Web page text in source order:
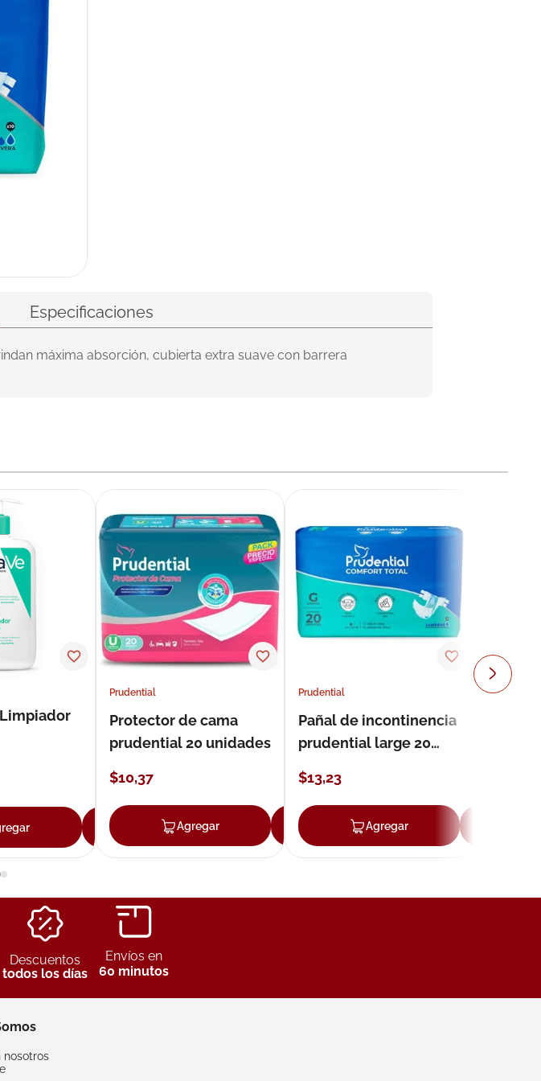
Especificaciones
máxima absorción, cubierta extra suave con barrera
Agregar
Prudential
Protector de cama
prudential 20 unidades
$10,37
Agregar Agregar
Prudential
Pañal de incontinencia
prudential large 20
$13,23
Agregar
Descuentos
todos los días
Envíos en
60 minutos
nosotros